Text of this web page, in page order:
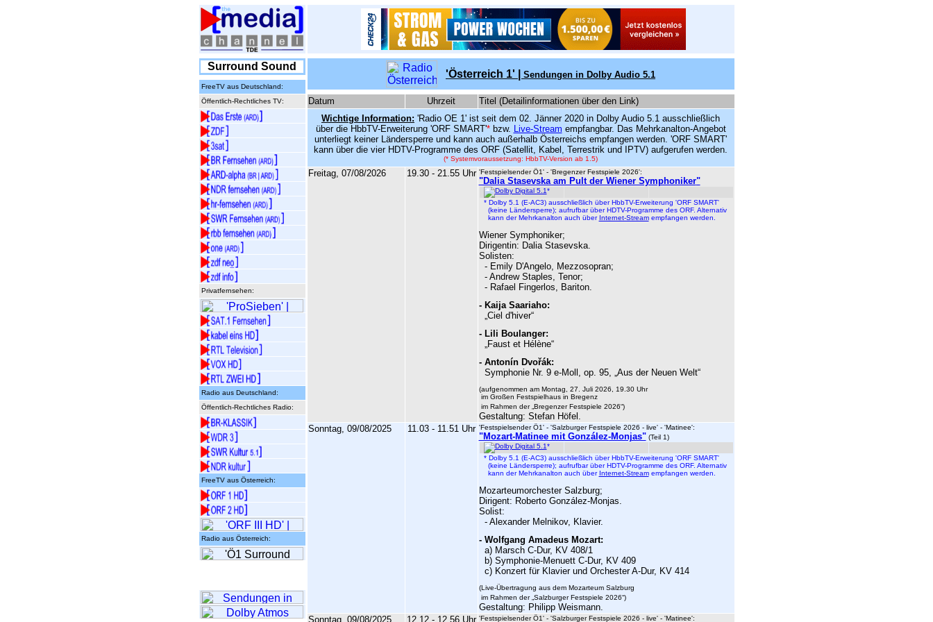
Surround Sound
FreeTV aus Deutschland:
Öffentlich-Rechtliches TV:
Privatfernsehen:
Radio aus Deutschland:
Öffentlich-Rechtliches Radio:
FreeTV aus Österreich:
Radio aus Österreich:
'Österreich 1' | Sendungen in Dolby Audio 5.1
Datum Uhrzeit
Titel (Detailinformationen über den Link)
Wichtige Information: 'Radio OE 1' ist seit dem 02. Jänner 2020 in Dolby Audio 5.1 ausschließlich
über die HbbTV-Erweiterung 'ORF SMART'*bzw. Live-Stream empfangbar. Das Mehrkanalton-Angebot
unterliegt keiner Ländersperre und kann auch außerhalb Österreichs empfangen werden. 'ORF SMART'
kann über die vier HDTV-Programme des ORF (Satellit, Kabel, Terrestrik und IPTV) aufgerufen werden.
(* Systemvoraussetzung: HbbTV-Version ab 1.5)
Freitag, 07/08/2026 19.30 - 21.55 Uhr 'Festspielsender Ö1' - 'Bregenzer Festspiele 2026':
"Dalia Stasevska am Pult der Wiener Symphoniker"
*
* Dolby 5.1 (E-AC3) ausschließlich über HbbTV-Erweiterung 'ORF SMART'
(keine Ländersperre); aufrufbar über HDTV-Programme des ORF. Alternativ
kann der Mehrkanalton auch über Internet-Streamempfangen werden.
Wiener Symphoniker;
Dirigentin: Dalia Stasevska.
Solisten:
- Emily D'Angelo, Mezzosopran;
- Andrew Staples, Tenor;
- Rafael Fingerlos, Bariton.
- Kaija Saariaho:
„Ciel d'hiver“
- Lili Boulanger:
„Faust et Hélène“
- Antonín Dvořák:
Symphonie Nr. 9 e-Moll, op. 95, „Aus der Neuen Welt“
(aufgenommen am Montag, 27. Juli 2026, 19.30 Uhr
im Großen Festspielhaus in Bregenz
im Rahmen der Bregenzer Festspiele 2026“)
Gestaltung: Stefan Höfel.
Sonntag, 09/08/2025
11.03 - 11.51 Uhr 'Festspielsender Ö1' - 'Salzburger Festspiele 2026 - live' - 'Matinee':
"Mozart-Matinee mit González-Monjas"(Teil 1)
*
* Dolby 5.1 (E-AC3) ausschließlich über HbbTV-Erweiterung 'ORF SMART'
(keine Ländersperre); aufrufbar über HDTV-Programme des ORF. Alternativ
kann der Mehrkanalton auch über Internet-Streamempfangen werden.
Mozarteumorchester Salzburg;
Dirigent: Roberto González-Monjas.
Solist:
- Alexander Melnikov, Klavier.
- Wolfgang Amadeus Mozart:
a) Marsch C-Dur, KV 408/1
b) Symphonie-Menuett C-Dur, KV 409
c) Konzert für Klavier und Orchester A-Dur, KV 414
(Live-Übertragung aus dem Mozarteum Salzburg
im Rahmen der SalzburgerFestspiele 2026“)
Gestaltung: Philipp Weismann.
Sonntag, 09/08/2025
12.12 - 12.56 Uhr 'Festspielsender Ö1' - 'Salzburger Festspiele 2026 - live' - 'Matinee':